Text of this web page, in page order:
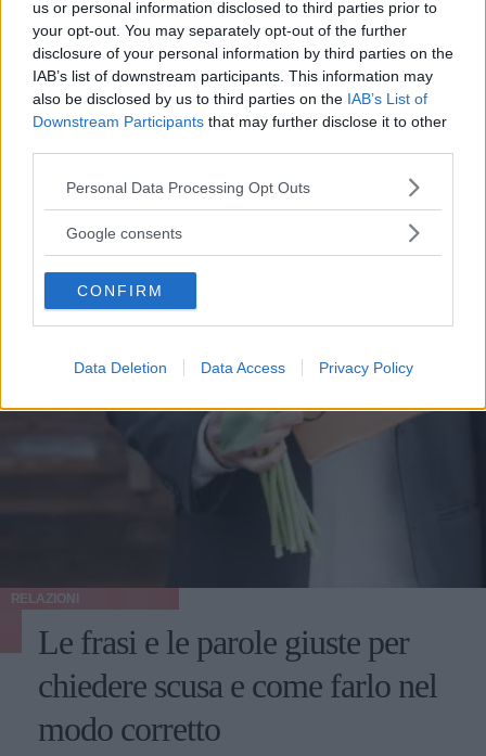
us or personal information disclosed to third parties prior to
your opt-out. You may separately opt-out of the further
disclosure of your personal information by third parties on the
IAB’s list of downstream participants. This information may
also be disclosed by us to third parties on the IAB’s List of
Downstream Participants that may further disclose it to other
Please note that this website/app uses one or more Google
not limited to your visit or usage behaviour. You may click to
use your data for below specified purposes in below Google
consent section.
Personal Data Processing Opt Outs
Google consents
CONFIRM
Data Deletion Data Access Privacy Policy
sedurre un uomo, tutte a sfondo erotico più o meno
dichiarato.
PERDITA DURANGO
RELAZIONI
Le frasi e le parole giuste per
chiedere scusa e come farlo nel
modo corretto